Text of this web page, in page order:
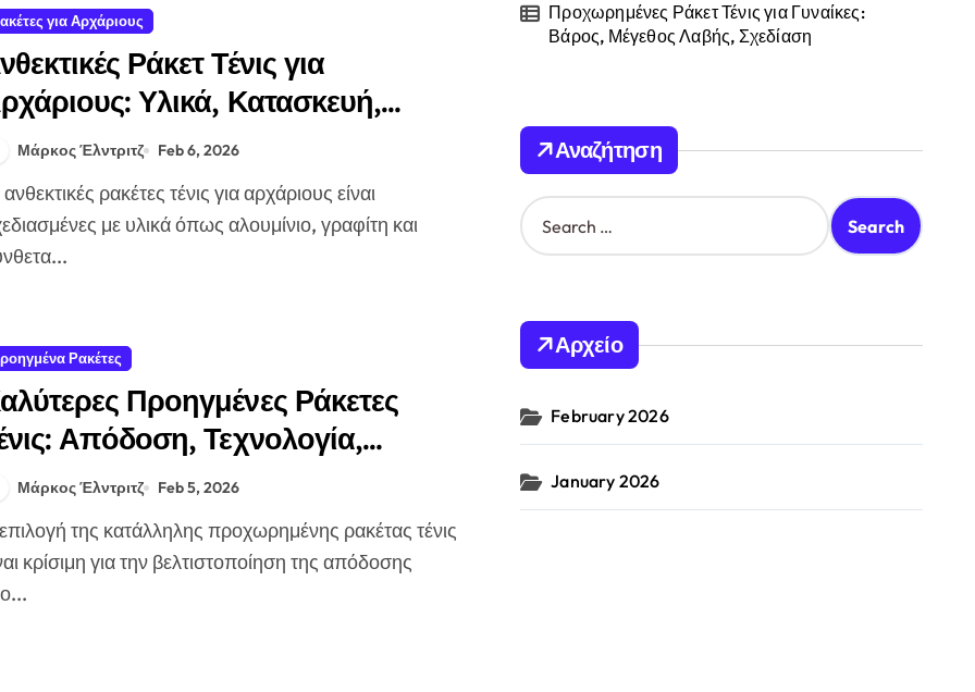
για Αρχάριους
Ράκετ Τένις για
Υλικά, Κατασκευή,
Μακροχρόνια Χρήση
Μάρκος Έλντριτζ Feb 6, 2026
με υλικά όπως αλουμίνιο, γραφίτη και
Ρακέτες
Προηγμένες Ράκετες
Απόδοση, Τεχνολογία,
Κριτικές Χρηστών
Μάρκος Έλντριτζ Feb 5, 2026
κρίσιμη για την βελτιστοποίηση της απόδοσης
Προχωρημένες Ράκετ Τένις για Γυναίκες:
Βάρος, Μέγεθος Λαβής, Σχεδίαση
Αναζήτηση
S
e
h
o
:
Αρχείο
February 2026
January 2026